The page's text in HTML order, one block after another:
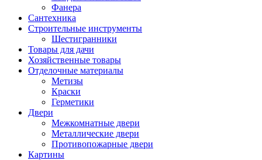
Фанера
Сантехника
Строительные инструменты
Шестигранники
Товары для дачи
Хозяйственные товары
Отделочные материалы
Метизы
Краски
Герметики
Двери
Межкомнатные двери
Металлические двери
Противопожарные двери
Картины